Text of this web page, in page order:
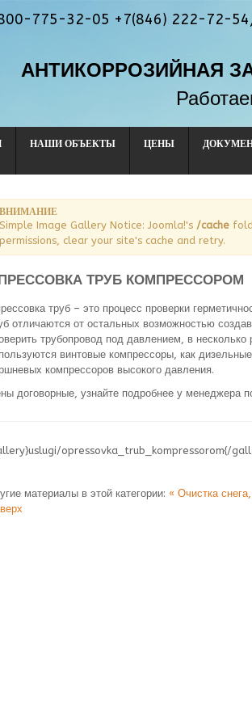
800-775-32-05 +7(846) 222-72-
АНТИКОРРОЗИЙНАЯ
НАШИ ОБЪЕКТЫ ЦЕНЫ
ВНИМАНИЕ
Simple Image Gallery Notice: Joomla!'s /cache
permissions, clear your site's cache and retry.
ТРУБ КОМПРЕССОРОМ
труб – это процесс проверки
отличаются от остальных возможностью
трубопровод под давлением, в
винтовые компрессоры, как
компрессоров высокого давления.
договорные, узнайте подробнее у
opressovka_trub_kompressorom{/
материалы в этой категории: « Очистка